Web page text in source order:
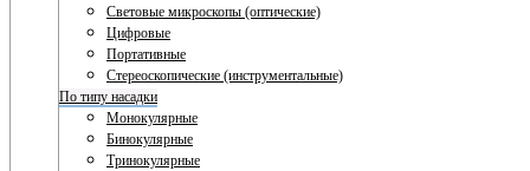
Световые микроскопы (оптические)
Цифровые
Портативные
Стереоскопические (инструментальные)
По типу насадки
Монокулярные
Бинокулярные
Тринокулярные